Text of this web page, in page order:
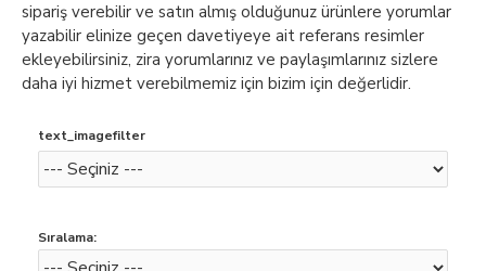
sipariş verebilir ve satın almış olduğunuz ürünlere yorumlar
yazabilir elinize geçen davetiyeye ait referans resimler
ekleyebilirsiniz, zira yorumlarınız ve paylaşımlarınız sizlere
daha iyi hizmet verebilmemiz için bizim için değerlidir.
text_imagefilter
Sıralama: